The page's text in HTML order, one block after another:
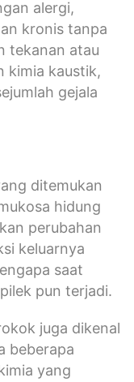
alergi,
kronis tanpa
tekanan atau
kimia kaustik,
gejala
ditemukan
hidung
perubahan
keluarnya
saat
pun terjadi.
juga dikenal
beberapa
yang